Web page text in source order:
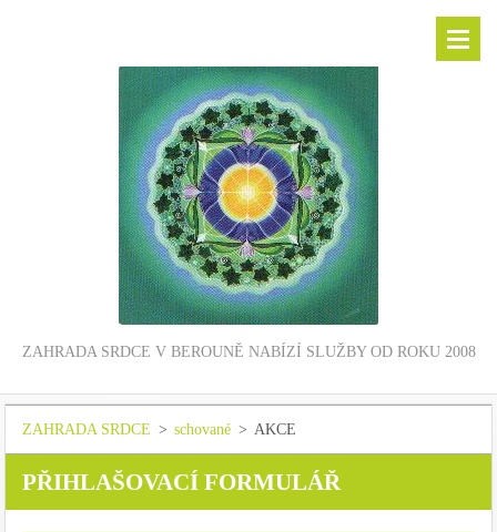
ZAHRADA SRDCE V BEROUNĚ NABÍZÍ SLUŽBY OD ROKU 2008
ZAHRADA SRDCE > schované > AKCE
PŘIHLAŠOVACÍ FORMULÁŘ